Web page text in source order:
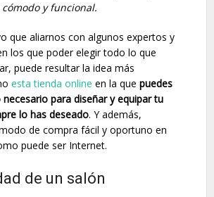
y funcional.
que aliarnos con algunos expertos y
los que poder elegir todo lo que
puede resultar la idea más
esta tienda online en la quepuedes
para diseñar y equipar tu
lo has deseado. Y además,
de compra fácil y oportuno en
puede ser Internet.
de un salón